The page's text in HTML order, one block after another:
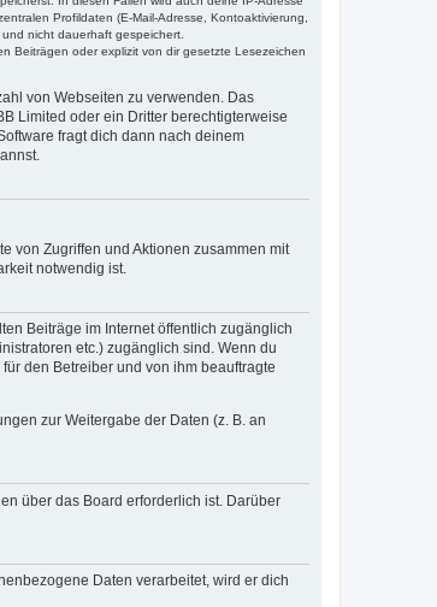
Profildaten (E-Mail-Adresse, Kontoaktivierung,
nicht dauerhaft gespeichert.
Beiträgen oder explizit von dir gesetzte Lesezeichen
von Webseiten zu verwenden. Das
Limited oder ein Dritter berechtigterweise
fragt dich dann nach deinem
von Zugriffen und Aktionen zusammen mit
notwendig ist.
Beiträge im Internet öffentlich zugänglich
etc.) zugänglich sind. Wenn du
den Betreiber und von ihm beauftragte
zur Weitergabe der Daten (z. B. an
über das Board erforderlich ist. Darüber
Daten verarbeitet, wird er dich